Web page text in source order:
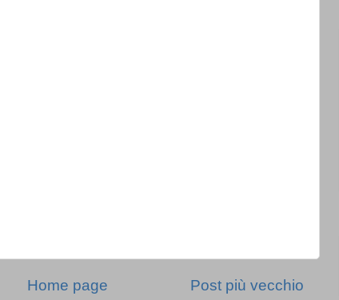
Post più vecchio
Home page